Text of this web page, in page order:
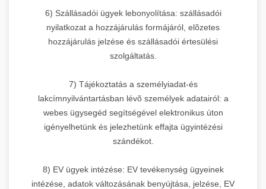
6) Szállásadói ügyek lebonyolítása: szállásadói
nyilatkozat a hozzájárulás formájáról, elõzetes
hozzájárulás jelzése és szállásadói értesülési
szolgáltatás.
7) Tájékoztatás a személyiadat-és
lakcímnyilvántartásban lévõ személyek adatairól: a
webes ügysegéd segítségével elektronikus úton
igényelhetünk és jelezhetünk effajta ügyintézési
szándékot.
8) EV ügyek intézése: EV tevékenység ügyeinek
intézése, adatok változásának benyújtása, jelzése, EV